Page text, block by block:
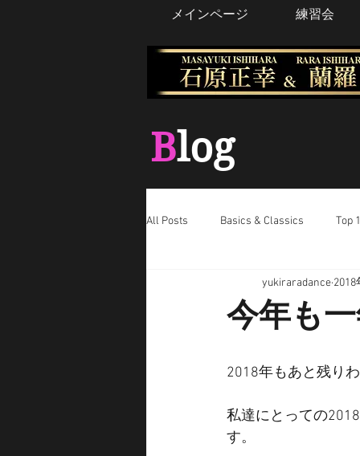
メインページ 練習会
Blog
All Posts Basics & Classics Top
今年も
yukiraradance 2018
2018年もあと残り
私達にとっての
す。